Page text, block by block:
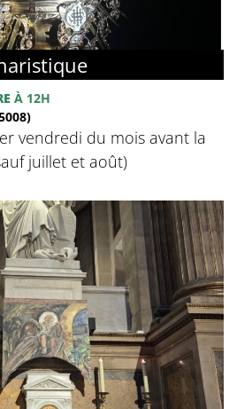
À 12H
vendredi du mois avant la
juillet et août)